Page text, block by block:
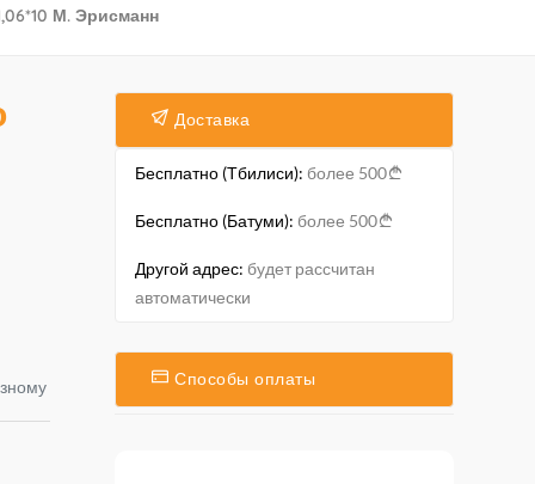
М. Эрисманн
Доставка
Бесплатно (Тбилиси): более 500
Бесплатно (Батуми): более 500
Другой адрес: будет рассчитан
автоматически
Способы оплаты